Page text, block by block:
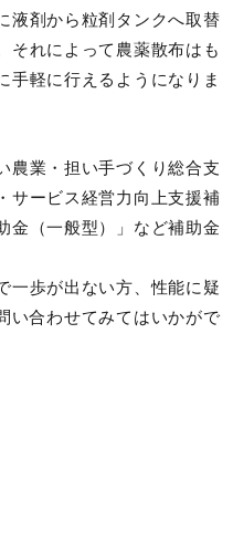
液剤から粒剤タンクへ取替
それによって農薬散布はも
手軽に行えるようになりま
農業・担い手づくり総合支
サービス経営力向上支援補
金（一般型）」など補助金
一歩が出ない方、性能に疑
い合わせてみてはいかがで